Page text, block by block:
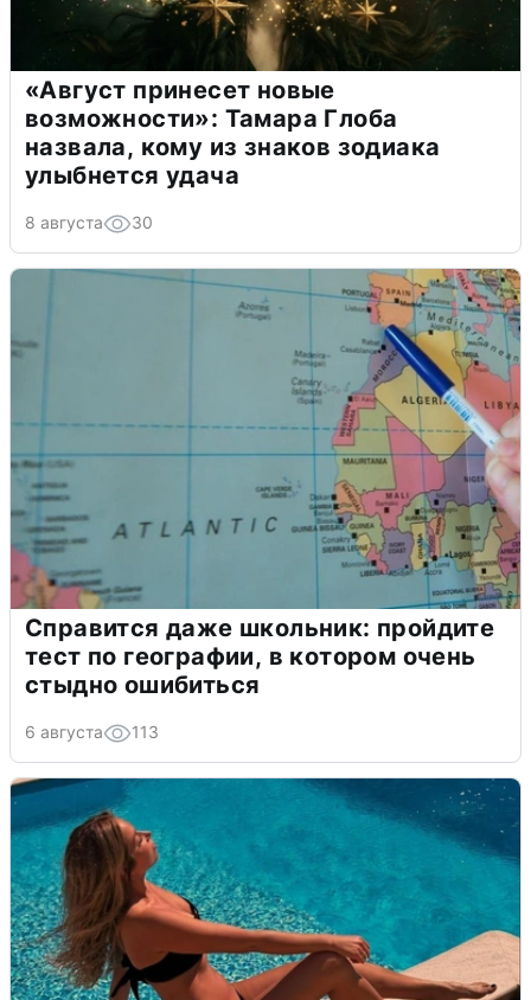
«Август принесет новые
возможности»: Тамара Глоба
назвала, кому из знаков зодиака
улыбнется удача
8 августа 30
Справится даже школьник: пройдите
тест по географии, в котором очень
стыдно ошибиться
6 августа 113